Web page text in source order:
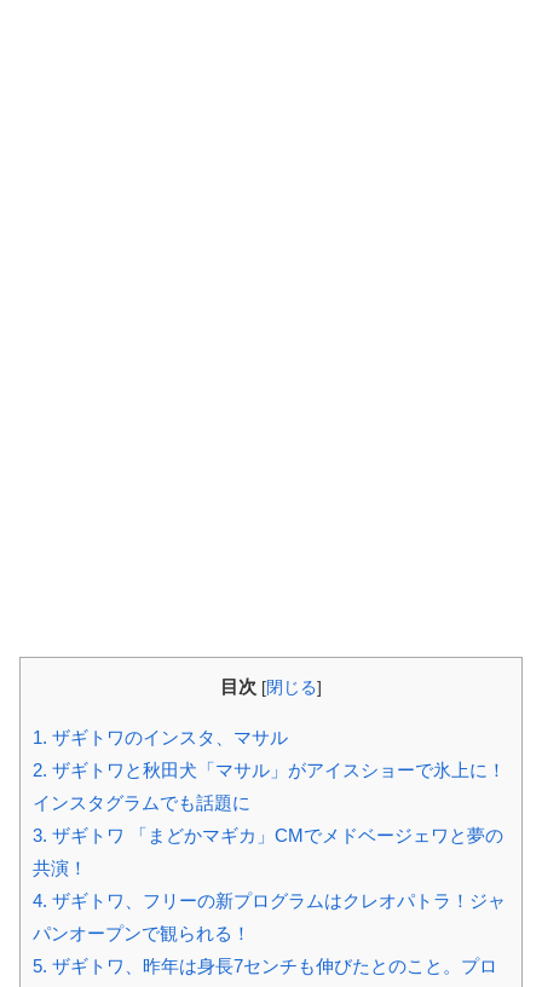
目次 [閉じる]
1. ザギトワのインスタ、マサル
2. ザギトワと秋田犬「マサル」がアイスショーで氷上に！
インスタグラムでも話題に
3. ザギトワ 「まどかマギカ」CMでメドベージェワと夢の
共演！
4. ザギトワ、フリーの新プログラムはクレオパトラ！ジャ
パンオープンで観られる！
5. ザギトワ、昨年は身長7センチも伸びたとのこと。プロ